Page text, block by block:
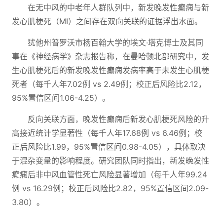
在无中风的中老年人群队列中，新发晚发性癫痫与新
发心肌梗死（MI）之间存在双向关联的证据浮出水面。
犹他州普罗沃市杨百翰大学的埃文·塔克博士及其同
事在《神经病学》杂志报告称，在曼哈顿北部研究中，发
生心肌梗死后的新发晚发性癫痫发病率高于未发生心肌梗
死者（每千人年7.02例 vs 2.49例；校正后风险比2.12，
95%置信区间1.06-4.25）。
反向关联方面，晚发性癫痫后新发心肌梗死风险的升
高接近统计学显著性（每千人年17.68例 vs 6.46例；校
正后风险比1.99，95%置信区间0.98-4.05），具体取决
于混杂变量的影响程度。研究团队同时指出，新发晚发性
癫痫后非中风血管性死亡风险显著增加（每千人年99.24
例 vs 16.29例；校正后风险比2.82，95%置信区间2.09-
3.80）。